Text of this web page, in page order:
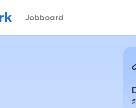
Jobboard